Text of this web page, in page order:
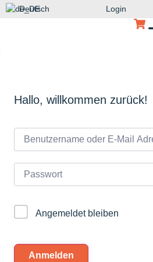
Deutsch Login
Hallo, willkommen zurück!
Angemeldet bleiben
Anmelden